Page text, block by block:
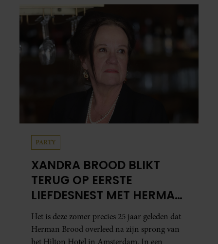
PARTY
XANDRA BROOD BLIKT
TERUG OP EERSTE
LIEFDESNEST MET HERMAN
BROOD: “HIER IS LOLA
GEBOREN”
Het is deze zomer precies 25 jaar geleden dat
Herman Brood overleed na zijn sprong van